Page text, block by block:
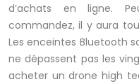
d’achats en ligne.
commandez, il y aura
Les enceintes Bluetooth
ne dépassent pas les
acheter un drone high